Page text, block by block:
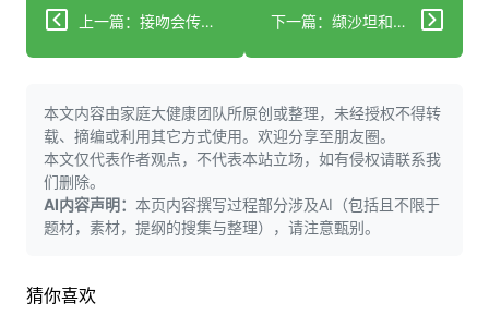
上一篇：接吻会传染幽门螺杆菌吗？科学防护这样做！ 下一篇：缬沙坦和厄贝沙坦大不同，不同病情该咋选？
本文内容由家庭大健康团队所原创或整理，未经授权不得转
载、摘编或利用其它方式使用。欢迎分享至朋友圈。
本文仅代表作者观点，不代表本站立场，如有侵权请联系我
们删除。
AI内容声明： 本页内容撰写过程部分涉及AI（包括且不限于
题材，素材，提纲的搜集与整理），请注意甄别。
猜你喜欢